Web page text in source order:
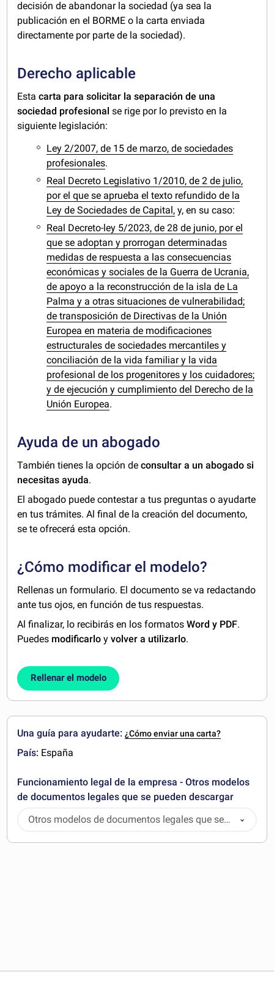
decisión de abandonar la sociedad (ya sea la
publicación en el BORME o la carta enviada
directamente por parte de la sociedad).
Derecho aplicable
Estacarta para solicitar la separación de una
sociedad profesional se rige por lo previsto en la
siguiente legislación:
Ley 2/2007, de 15 de marzo, de sociedades
profesionales.
Real Decreto Legislativo 1/2010, de 2 de julio,
por el que se aprueba el texto refundido de la
Ley de Sociedades de Capital, y, en su caso:
Real Decreto-ley 5/2023, de 28 de junio, por el
que se adoptan y prorrogan determinadas
medidas de respuesta a las consecuencias
económicas y sociales de la Guerra de Ucrania,
de apoyo a la reconstrucción de la isla de La
Palma y a otras situaciones de vulnerabilidad;
de transposición de Directivas de la Unión
Europea en materia de modificaciones
estructurales de sociedades mercantiles y
conciliación de la vida familiar y la vida
profesional de los progenitores y los cuidadores;
y de ejecución y cumplimiento del Derecho de la
Unión Europea.
Ayuda de un abogado
También tienes la opción deconsultar a un abogado si
necesitas ayuda.
El abogado puede contestar a tus preguntas o ayudarte
en tus trámites. Al final de la creación del documento,
se te ofrecerá esta opción.
¿Cómo modificar el modelo?
Rellenas un formulario. El documento se va redactando
ante tus ojos, en función de tus respuestas.
Al finalizar, lo recibirás en los formatosWord y PDF.
Puedes modificarlo yvolver a utilizarlo.
Rellenar el modelo
Una guía para ayudarte:¿Cómo enviar una carta?
País: España
Funcionamiento legal de la empresa - Otros modelos
de documentos legales que se pueden descargar
Otros modelos de documentos legales que se
pueden descargar